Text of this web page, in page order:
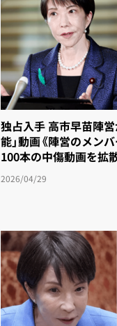
独占入手 高市早苗陣
能」動画《陣営のメン
100本の中傷動画を拡
2026/04/29